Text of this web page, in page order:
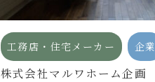
工務店・住宅メーカー 企業
株式会社マルワホーム企画